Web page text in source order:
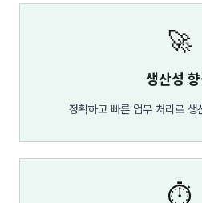
🚀
생산성
정확하고 빠른 업무 처리로 생
⏱️